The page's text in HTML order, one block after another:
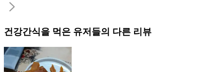
건강간식을 먹은 유저들의 다른 리뷰